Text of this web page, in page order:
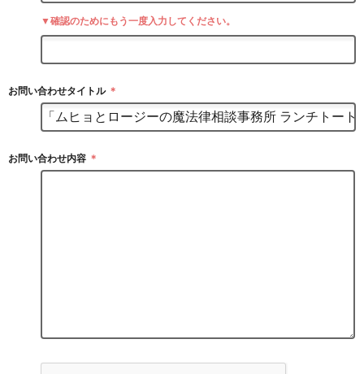
▼確認のためにもう一度入力してください。
お問い合わせタイトル ＊
お問い合わせ内容 ＊